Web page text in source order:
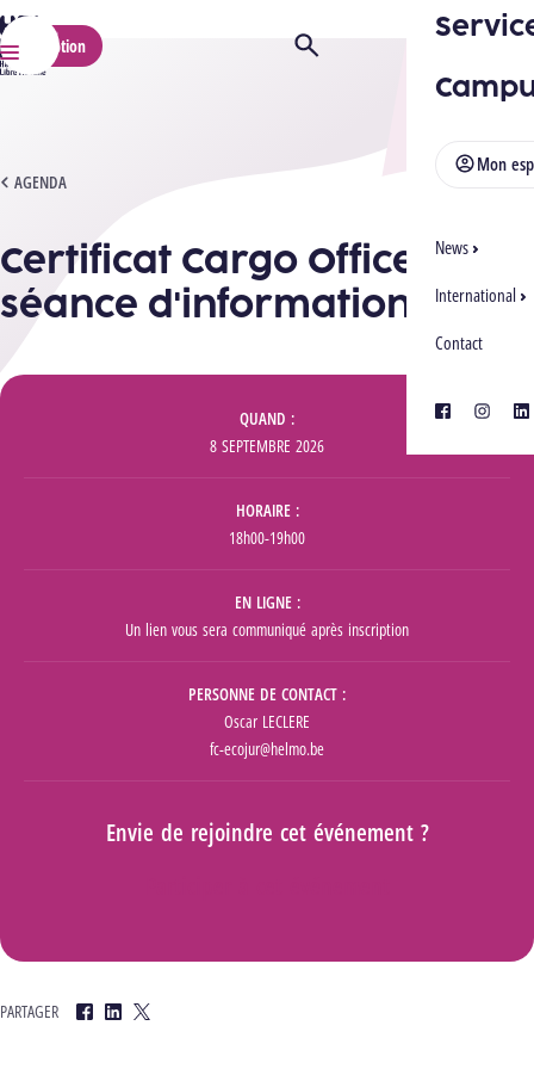
HELMo
Menu
Mon
News
International
Contact
facebook
Inscription Ouvrir/Fermer la recherche
AGENDA
CERTIFICAT CARGO OFFICER - SÉANCE D'INFORMATION
Certificat Cargo Officer -
séance d'information
Informations
QUAND
8 SEPTEMBRE 2026
HORAIRE
18h00-19h00
EN LIGNE
Un lien vous sera communiqué après inscription
PERSONNE DE CONTACT
Oscar LECLERE
fc-ecojur@helmo.be
Envie de rejoindre cet événement ?
PARTAGER
Facebook
LinkedInTwitter